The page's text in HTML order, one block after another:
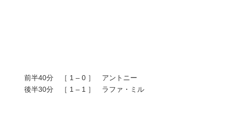
前半40分 ［ 1 – 0 ］ アントニー
後半30分 ［ 1 – 1 ］ ラファ・ミル